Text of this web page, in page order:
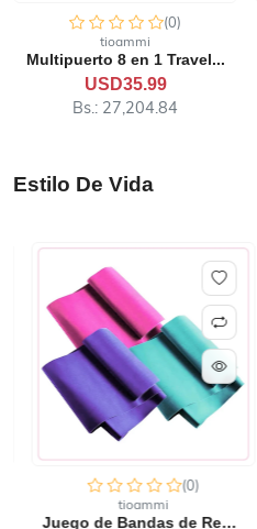
(0)
tioammi
Multipuerto 8 en 1 Travel...
USD35.99
Bs.: 27,204.84
Estilo De Vida
(0)
tioammi
Juego de Bandas de Resiste...